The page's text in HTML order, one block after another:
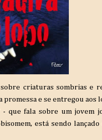
criaturas sombrias e
e se entregou aos
que fala sobre um jovem
está sendo lançado